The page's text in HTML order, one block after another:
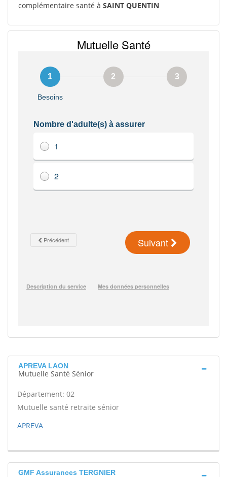
complémentaire santé à SAINT QUENTIN
APREVA LAON
Mutuelle Santé Sénior
Département: 02
Mutuelle santé retraite sénior
APREVA
GMF Assurances TERGNIER